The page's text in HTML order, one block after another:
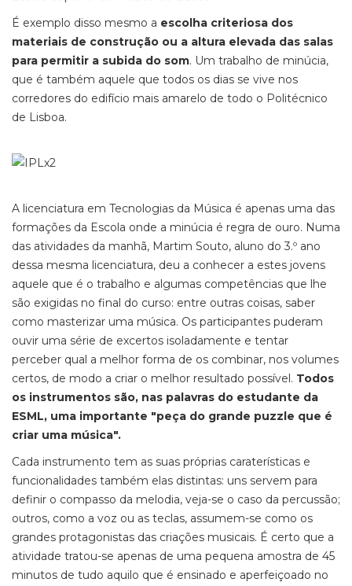
É exemplo disso mesmo a escolha criteriosa dos
materiais de construção ou a altura elevada das salas
para permitir a subida do som. Um trabalho de minúcia,
que é também aquele que todos os dias se vive nos
corredores do edifício mais amarelo de todo o Politécnico
de Lisboa.
A licenciatura em Tecnologias da Música é apenas uma das
formações da Escola onde a minúcia é regra de ouro. Numa
das atividades da manhã, Martim Souto, aluno do 3.º ano
dessa mesma licenciatura, deu a conhecer a estes jovens
aquele que é o trabalho e algumas competências que lhe
são exigidas no final do curso: entre outras coisas, saber
como masterizar uma música. Os participantes puderam
ouvir uma série de excertos isoladamente e tentar
perceber qual a melhor forma de os combinar, nos volumes
certos, de modo a criar o melhor resultado possível. Todos
os instrumentos são, nas palavras do estudante da
ESML, uma importante "peça do grande puzzle que é
criar uma música".
Cada instrumento tem as suas próprias caraterísticas e
funcionalidades também elas distintas: uns servem para
definir o compasso da melodia, veja-se o caso da percussão;
outros, como a voz ou as teclas, assumem-se como os
grandes protagonistas das criações musicais. É certo que a
atividade tratou-se apenas de uma pequena amostra de 45
minutos de tudo aquilo que é ensinado e aperfeiçoado no